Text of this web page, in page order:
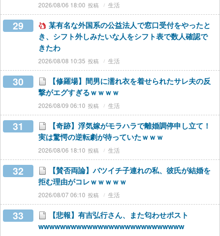
2026/08/06 18:00 生活
29
某有名な外国系の公益法人で窓口受付をやったと
き、シフト外しみたいな人をシフト表で数人確認で
きたわ
2026/08/08 10:35 生活
30
【修羅場】間男に濡れ衣を着せられたサレ夫の反
撃がエグすぎるｗｗｗｗ
2026/08/09 06:10 生活
31
【奇跡】浮気嫁がモラハラで離婚調停申し立て！
実は驚愕の逆転劇が待っていたｗｗｗ
2026/08/06 18:10 生活
32
【賛否両論】バツイチ子連れの私、彼氏が結婚を
拒む理由がコレｗｗｗｗｗ
2026/08/07 06:10 生活
33
【悲報】有吉弘行さん、また匂わせポスト
wwwwwwwwwwwwwwwwwwwwwwwwwww